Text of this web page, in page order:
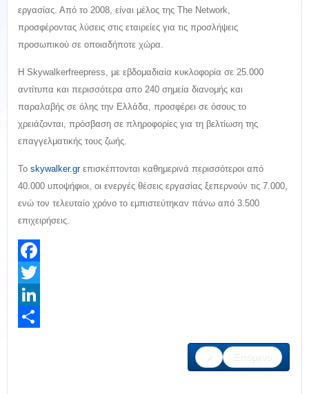
εργασίας. Από το 2008, είναι μέλος της The Network,
προσφέροντας λύσεις στις εταιρείες για τις προσλήψεις
προσωπικού σε οποιαδήποτε χώρα.
Η Skywalkerfreepress, με εβδομαδιαία κυκλοφορία σε 25.000
αντίτυπα και περισσότερα απο 240 σημεία διανομής και
παραλαβής σε όλης την Ελλάδα, προσφέρει σε όσους το
χρειάζονται, πρόσβαση σε πληροφορίες για τη βελτίωση της
επαγγελματικής τους ζωής.
Το skywalker.grεπισκέπτονται καθημερινά περισσότεροι από
40.000 υποψήφιοι, οι ενεργές θέσεις εργασίας ξεπερνούν τις 7.000,
ενώ τον τελευταίο χρόνο το εμπιστεύτηκαν πάνω από 3.500
επιχειρήσεις.
Facebook
Twitter
LinkedIn
Επόμενο